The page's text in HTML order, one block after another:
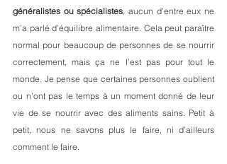
généralistes ou spécialistes , aucun d’entre eux ne
m’a parlé d’équilibre alimentaire. Cela peut paraître
normal pour beaucoup de personnes de se nourrir
correctement, mais ça ne l’est pas pour tout le
monde. Je pense que certaines personnes oublient
ou n’ont pas le temps à un moment donné de leur
vie de se nourrir avec des aliments sains. Petit à
petit, nous ne savons plus le faire, ni d’ailleurs
comment le faire.